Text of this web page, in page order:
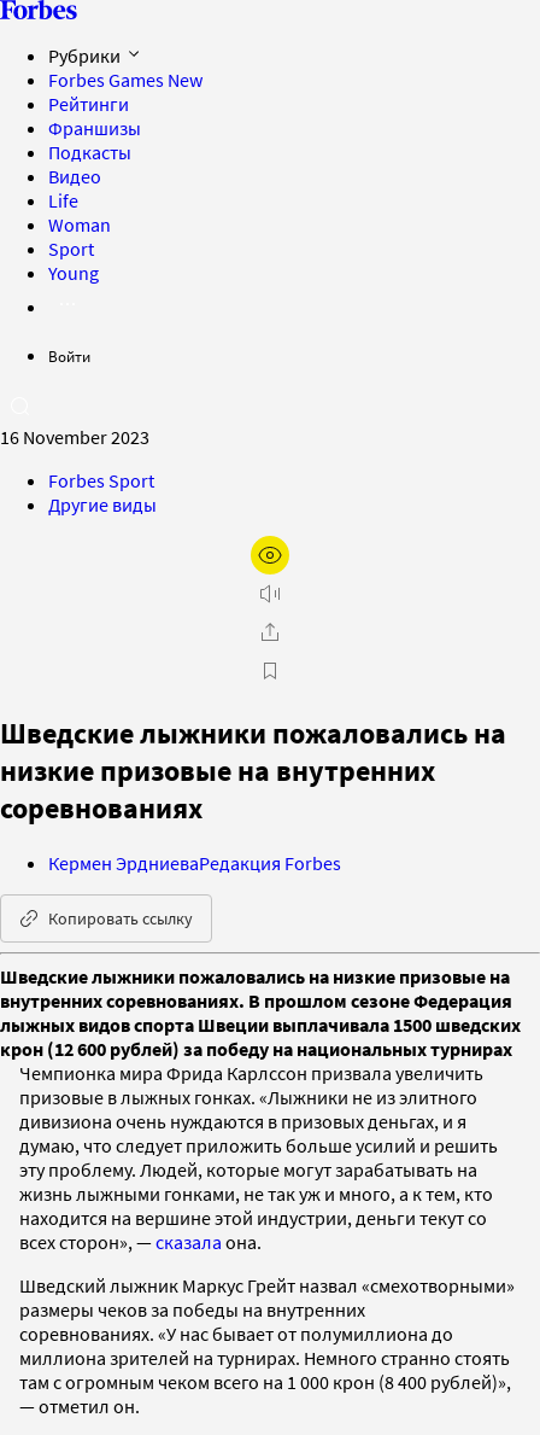
Рубрики
Forbes Games New
Рейтинги
Франшизы
Подкасты
Видео
Life
Woman
Sport
Young
Войти
16 November 2023
Forbes Sport
Другие виды
Шведские лыжники пожаловались на
низкие призовые на внутренних
соревнованиях
Кермен ЭрдниеваРедакция Forbes
Копировать ссылку
Шведские лыжники пожаловались на низкие призовые на
внутренних соревнованиях. В прошлом сезоне Федерация
лыжных видов спорта Швеции выплачивала 1500 шведских
крон (12 600 рублей) за победу на национальных турнирах
Чемпионка мира Фрида Карлссон призвала увеличить
призовые в лыжных гонках. «Лыжники не из элитного
дивизиона очень нуждаются в призовых деньгах, и я
думаю, что следует приложить больше усилий и решить
эту проблему. Людей, которые могут зарабатывать на
жизнь лыжными гонками, не так уж и много, а к тем, кто
находится на вершине этой индустрии, деньги текут со
всех сторон», —сказала она.
Шведский лыжник Маркус Грейт назвал «смехотворными»
размеры чеков за победы на внутренних
соревнованиях. «У нас бывает от полумиллиона до
миллиона зрителей на турнирах. Немного странно стоять
там с огромным чеком всего на 1 000 крон (8 400 рублей)»,
— отметил он.